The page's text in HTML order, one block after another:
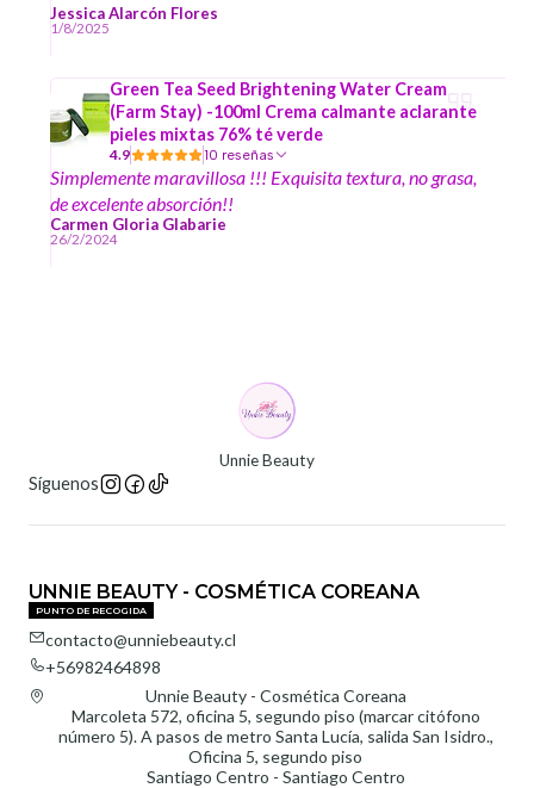
momento de hacer la limpieza profunda, no es necesario
restregar fuerte para que saque esos barritas e impurezas
y dejarte la piel suave y con un glowo.
Jessica Alarcón Flores
1/8/2025
Green Tea Seed Brightening Water Cream
(Farm Stay) -100ml Crema calmante aclarante
pieles mixtas 76% té verde
4.9 10 reseñas
Simplemente maravillosa !!! Exquisita textura, no grasa,
de excelente absorción!!
Carmen Gloria Glabarie
26/2/2024
Unnie Beauty
Síguenos
UNNIE BEAUTY - COSMÉTICA COREANA
PUNTO DE RECOGIDA
contacto@unniebeauty.cl
+56982464898
Unnie Beauty - Cosmética Coreana
Marcoleta 572, oficina 5, segundo piso (marcar citófono
número 5). A pasos de metro Santa Lucía, salida San Isidro.,
Oficina 5, segundo piso
Santiago Centro - Santiago Centro